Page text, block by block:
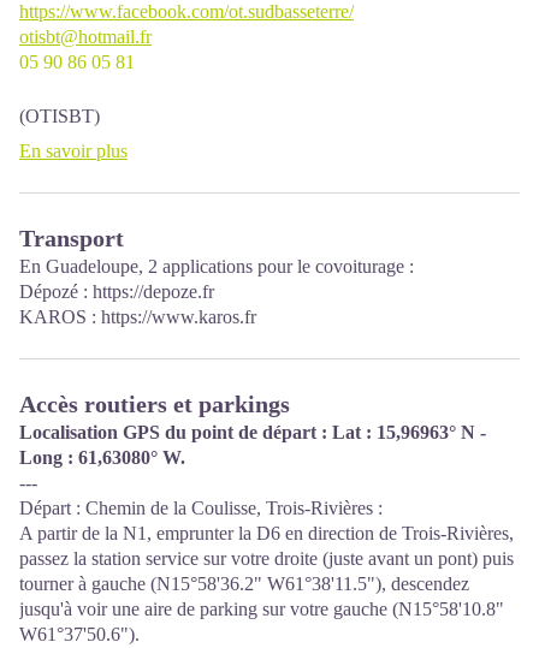
https://www.facebook.com/ot.sudbasseterre/
otisbt@hotmail.fr
05 90 86 05 81
(OTISBT)
En savoir plus
Transport
En Guadeloupe, 2 applications pour le covoiturage :
Dépozé : https://depoze.fr
KAROS : https://www.karos.fr
Accès routiers et parkings
Localisation GPS du point de départ : Lat : 15,96963° N -
Long : 61,63080° W.
---
Départ : Chemin de la Coulisse, Trois-Rivières :
A partir de la N1, emprunter la D6 en direction de Trois-Rivières,
passez la station service sur votre droite (juste avant un pont) puis
tourner à gauche (N15°58'36.2" W61°38'11.5"), descendez
jusqu'à voir une aire de parking sur votre gauche (N15°58'10.8"
W61°37'50.6").